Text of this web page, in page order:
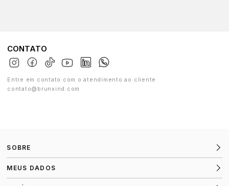
CONTATO
Entre em contato com o atendimento ao cliente
contato@brunxind.com
SOBRE
MEUS DADOS